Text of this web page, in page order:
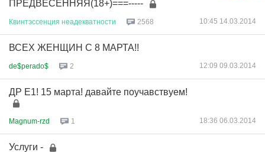
ПРЕДВЕСЕННЯЯ(18+)===-----
Квинтэссенция неадекватности 2568 10:45 14.03.2014
ВСЕХ ЖЕНЩИН С 8 МАРТА!!
de$perado$ 2 12:09 09.03.2014
ДР Е1! 15 марта! давайте поучавствуем!
Magnum-rzd 1 18:36 06.03.2014
Услуги -